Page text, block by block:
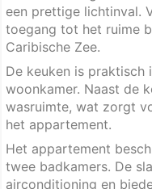
een prettige lichtinval.
toegang tot het ruime
Caribische Zee.
De keuken is praktisch
woonkamer. Naast de
wasruimte, wat zorgt
het appartement.
Het appartement
twee badkamers. De
airconditioning en